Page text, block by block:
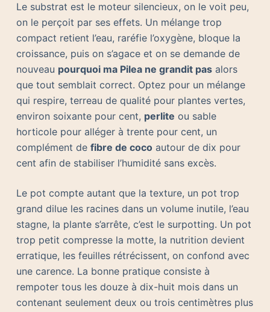
Le substrat est le moteur silencieux, on le voit peu,
on le perçoit par ses effets. Un mélange trop
compact retient l’eau, raréfie l’oxygène, bloque la
croissance, puis on s’agace et on se demande de
nouveau pourquoi ma Pilea ne grandit pasalors
que tout semblait correct. Optez pour un mélange
qui respire, terreau de qualité pour plantes vertes,
environ soixante pour cent, perlite ou sable
horticole pour alléger à trente pour cent, un
complément de fibre de cocoautour de dix pour
cent afin de stabiliser l’humidité sans excès.
Le pot compte autant que la texture, un pot trop
grand dilue les racines dans un volume inutile, l’eau
stagne, la plante s’arrête, c’est le surpotting. Un pot
trop petit compresse la motte, la nutrition devient
erratique, les feuilles rétrécissent, on confond avec
une carence. La bonne pratique consiste à
rempoter tous les douze à dix-huit mois dans un
contenant seulement deux ou trois centimètres plus